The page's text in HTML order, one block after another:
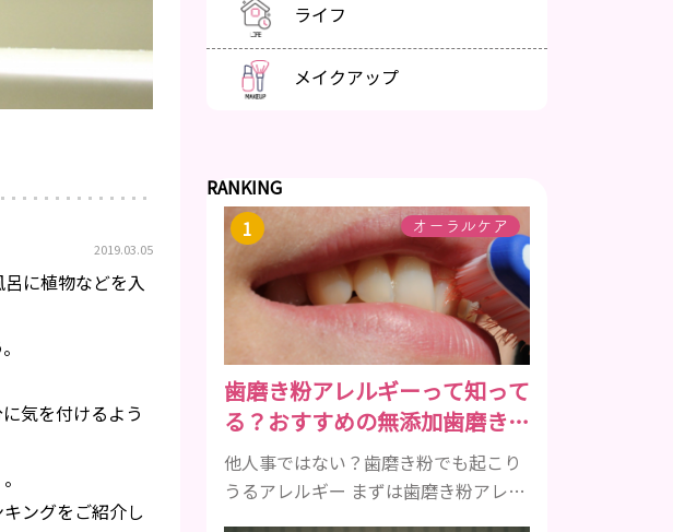
2019.03.05
に植物などを入
気を付けるよう
ングをご紹介し
ライフ
メイクアップ
RANKING
オーラルケア
歯磨き粉アレルギーって知って
る？おすすめの無添加歯磨き粉
をご紹介
他人事ではない？歯磨き粉でも起こり
うるアレルギー まずは歯磨き粉アレル